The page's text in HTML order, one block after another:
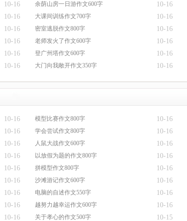
10-16 余荫山房一日游作文600字 10-16
10-16 大课间训练作文700字 10-16
10-16 密室逃脱作文800字 10-16
10-16 老师发火了作文600字 10-16
10-16 登广州塔作文600字 10-16
10-16 大门向我敞开作文350字 10-16
10-16 模型比赛作文800字 10-16
10-16 学会尝试作文800字 10-16
10-16 人鼠大战作文600字 10-16
10-16 以放假为题的作文800字 10-16
10-16 拼模型作文800字 10-16
10-16 沙滩游记作文600字 10-16
10-16 电脑的自述作文550字 10-16
10-16 越努力越幸运作文600字 10-16
10-16 关于孝心的作文500字 10-15